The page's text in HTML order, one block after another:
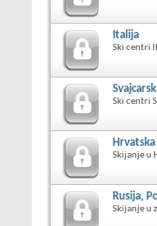
Italija
Ski centri
Ski centri
Hrvatska
Skijanje u
Rusija,
Skijanje u